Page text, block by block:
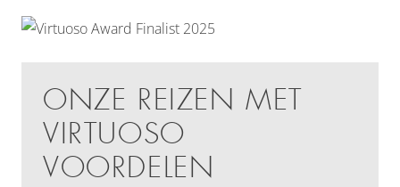
ONZE REIZEN MET
VIRTUOSO
VOORDELEN